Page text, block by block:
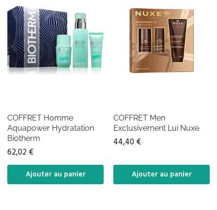
COFFRET Homme
Aquapower Hydratation
Biotherm
62,02 €
Ajouter au panier
COFFRET Men
Exclusivement Lui Nuxe
44,40 €
Ajouter au panier